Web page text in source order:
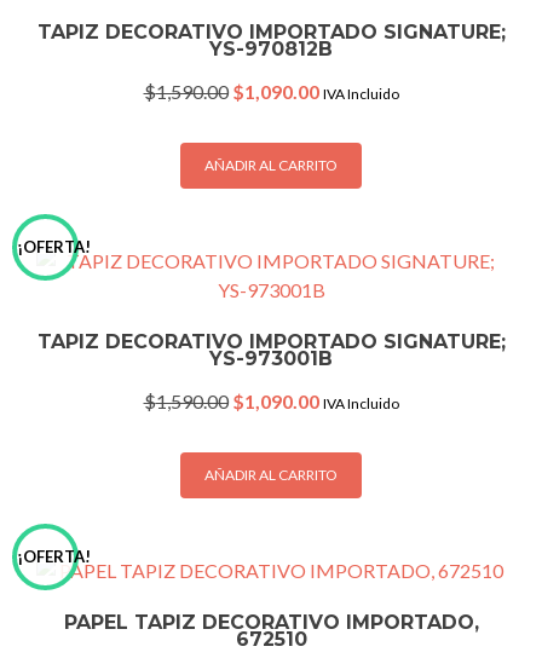
TAPIZ DECORATIVO IMPORTADO SIGNATURE;
YS-970812B
$1,590.00 Original
was:
$1,590.00.
$1,090.00Current
is:
$1,090.00.
IVA Incluido
AÑADIR AL CARRITO
¡OFERTA!
TAPIZ DECORATIVO IMPORTADO SIGNATURE;
YS-973001B
$1,590.00 Original
was:
$1,590.00.
$1,090.00Current
is:
$1,090.00.
IVA Incluido
AÑADIR AL CARRITO
¡OFERTA!
PAPEL TAPIZ DECORATIVO IMPORTADO,
672510